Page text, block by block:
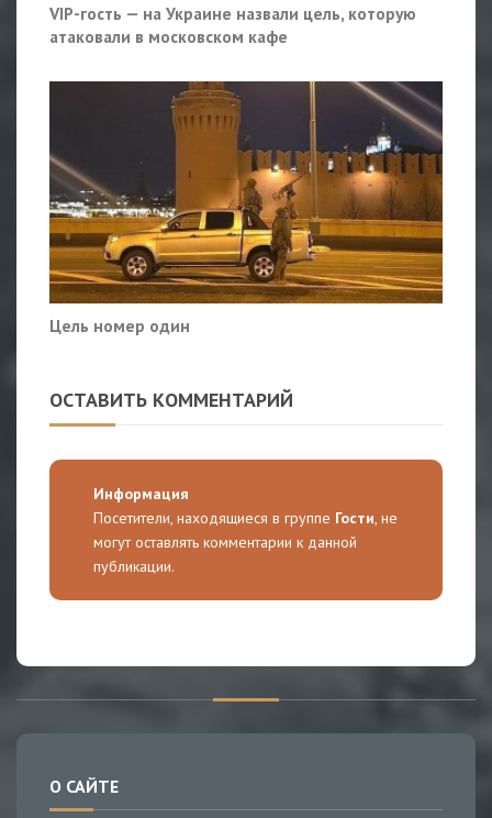
VIP-гость — на Украине назвали цель, которую
атаковали в московском кафе
Цель номер один
ОСТАВИТЬ КОММЕНТАРИЙ
Информация
Посетители, находящиеся в группе Гости, не
могут оставлять комментарии к данной
публикации.
О САЙТЕ